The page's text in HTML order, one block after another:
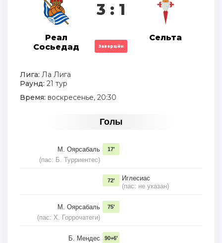
Реал
Сосьедад
3 : 1
Завершён
Сельта
Лига: Ла Лига
Раунд: 21 тур
Время: воскресенье, 20:30
Голы
М. Оярсабаль
(пас: Б. Турриентес)
17'
Иглесиас
(пас: не указан)
72'
М. Оярсабаль
(пас: Х. Горрочатеги)
75'
Б. Мендес
90+6'